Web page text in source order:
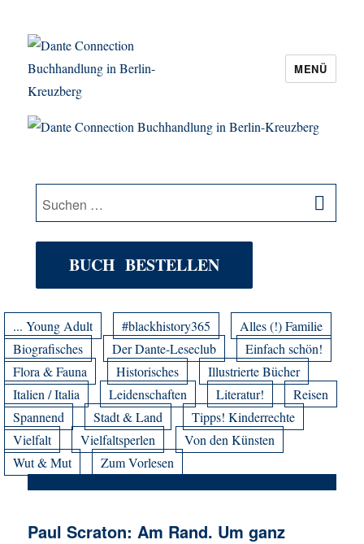
Dante Connection Buchhandlung in
MENÜ
Suche
nach:
BUCH BESTELLEN
... Young Adult #blackhistory365
Alles (!) Familie
Biografisches
Der Dante-Leseclub
Einfach schön!
Flora & Fauna
Historisches
Illustrierte Bücher
Italien / Italia
Leidenschaften Literatur!
Reisen
Spannend
Stadt & Land
Tipps! Kinderrechte
Vielfalt
Vielfaltsperlen
Von den Künsten
Wut & Mut
Zum Vorlesen
Paul Scraton: Am Rand. Um ganz